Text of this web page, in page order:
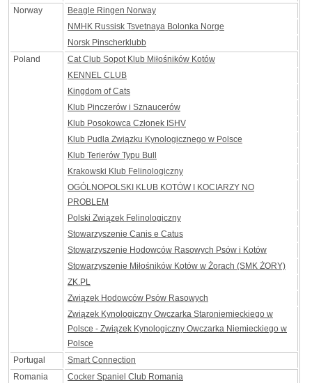
Norway
Beagle Ringen Norway
NMHK Russisk Tsvetnaya Bolonka Norge
Norsk Pinscherklubb
Poland
Cat Club Sopot Klub Miłośników Kotów
KENNEL CLUB
Kingdom of Cats
Klub Pinczerów i Sznaucerów
Klub Posokowca Członek ISHV
Klub Pudla Związku Kynologicznego w Polsce
Klub Terierów Typu Bull
Krakowski Klub Felinologiczny
OGÓLNOPOLSKI KLUB KOTÓW I KOCIARZY NO
PROBLEM
Polski Związek Felinologiczny
Stowarzyszenie Canis e Catus
Stowarzyszenie Hodowców Rasowych Psów i Kotów
Stowarzyszenie Miłośników Kotów w Żorach (SMK ŻORY)
ZK.PL
Związek Hodowców Psów Rasowych
Związek Kynologiczny Owczarka Staroniemieckiego w
Polsce - Związek Kynologiczny Owczarka Niemieckiego w
Polsce
Portugal
Smart Connection
Romania
Cocker Spaniel Club Romania